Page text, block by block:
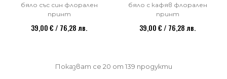
бяло със син флорален
принт
39,00 € / 76,28 лв.
бяло с кафяв флорален
принт
39,00 € / 76,28 лв.
Показват се 20 от 139 продукти